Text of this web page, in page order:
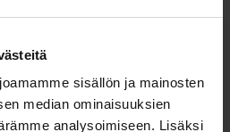
sisällön ja mainosten
median ominaisuuksien
analysoimiseen. Lisäksi
periaate
olisi valmista. Päinvastoin.